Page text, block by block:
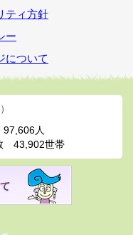
ティ方針
ー
について
97,606人
43,902世帯